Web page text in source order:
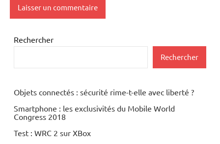
Rechercher
Rechercher
Objets connectés : sécurité rime-t-elle avec liberté ?
Smartphone : les exclusivités du Mobile World
Congress 2018
Test : WRC 2 sur XBox